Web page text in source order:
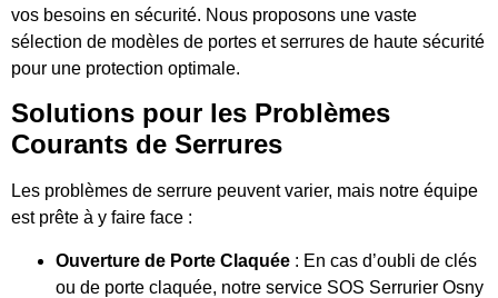
vos besoins en sécurité. Nous proposons une vaste
sélection de modèles de portes et serrures de haute sécurité
pour une protection optimale.
Solutions pour les Problèmes
Courants de Serrures
Les problèmes de serrure peuvent varier, mais notre équipe
est prête à y faire face :
Ouverture de Porte Claquée : En cas d’oubli de clés
ou de porte claquée, notre service SOS Serrurier Osny